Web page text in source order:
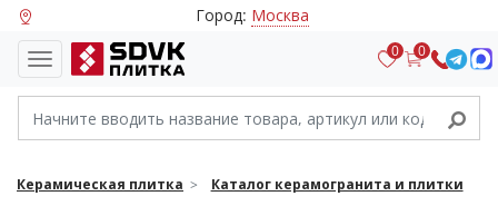
Город: Москва
0 0
Керамическая плитка
Каталог керамогранита и плитки